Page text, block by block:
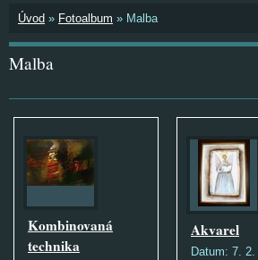
Úvod » Fotoalbum » Malba
Malba
Kombinovaná
technika
Akvarel
Datum: 7. 2.